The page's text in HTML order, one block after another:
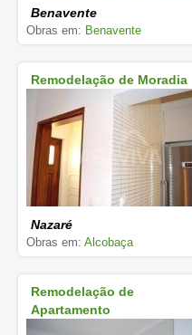
Benavente
Obras em: Benavente
Remodelação de Moradia
Nazaré
Obras em: Alcobaça
Remodelação de
Apartamento